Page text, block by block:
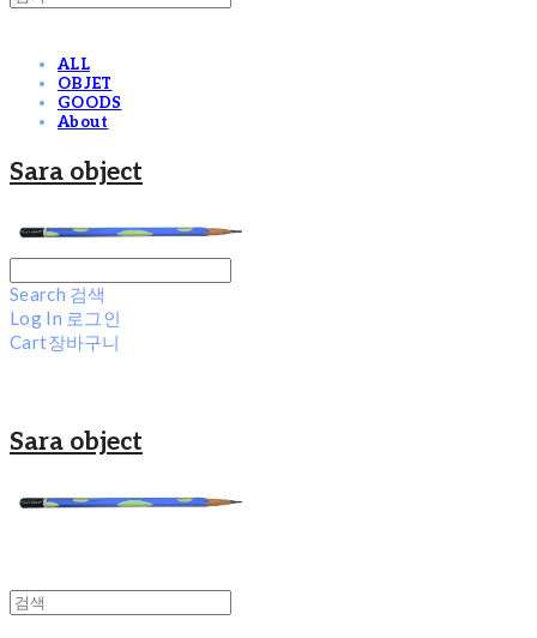
ALL
OBJET
GOODS
About
Sara object
Search 검색
Log In 로그인
Cart장바구니
Sara object